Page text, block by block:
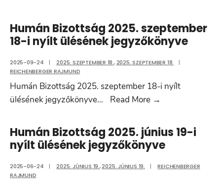
2025.
október
30-
i
ülésének
jegyzőkönyve
Humán Bizottság 2025. szeptember
18-i nyílt ülésének jegyzőkönyve
2025-09-24 | 2025. SZEPTEMBER 18.,2025. SZEPTEMBER 18.
|
REICHENBERGER RAJMUND
Humán Bizottság 2025. szeptember 18-i nyílt
ülésének jegyzőkönyve... Read More →
2025.
szeptember
18-
i
Humán Bizottság 2025. június 19-i
nyílt ülésének jegyzőkönyve
2025-06-24 | 2025. JÚNIUS 19.,2025. JÚNIUS 19. |
REICHENBERGER
RAJMUND